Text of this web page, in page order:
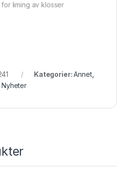
liming av klosser
Kategorier:Annet,
Nyheter